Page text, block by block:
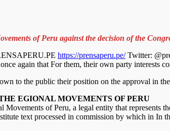
of Peru against the decision of the
https://prensaperu.pe/Twitter:
again that For them, their own party interests
to the public their position on the approval in
EGIONAL MOVEMENTS OF PERU
Movements of Peru, a legal entity that represents
text processed in commission by which in In